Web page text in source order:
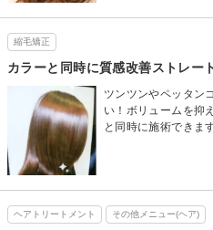
縮毛矯正
カラーと同時に質感改善ストレー
ツンツンやペッタン
い！ボリュームを抑
と同時に施術できま
ヘアトリートメント その他メニュー(ヘア)